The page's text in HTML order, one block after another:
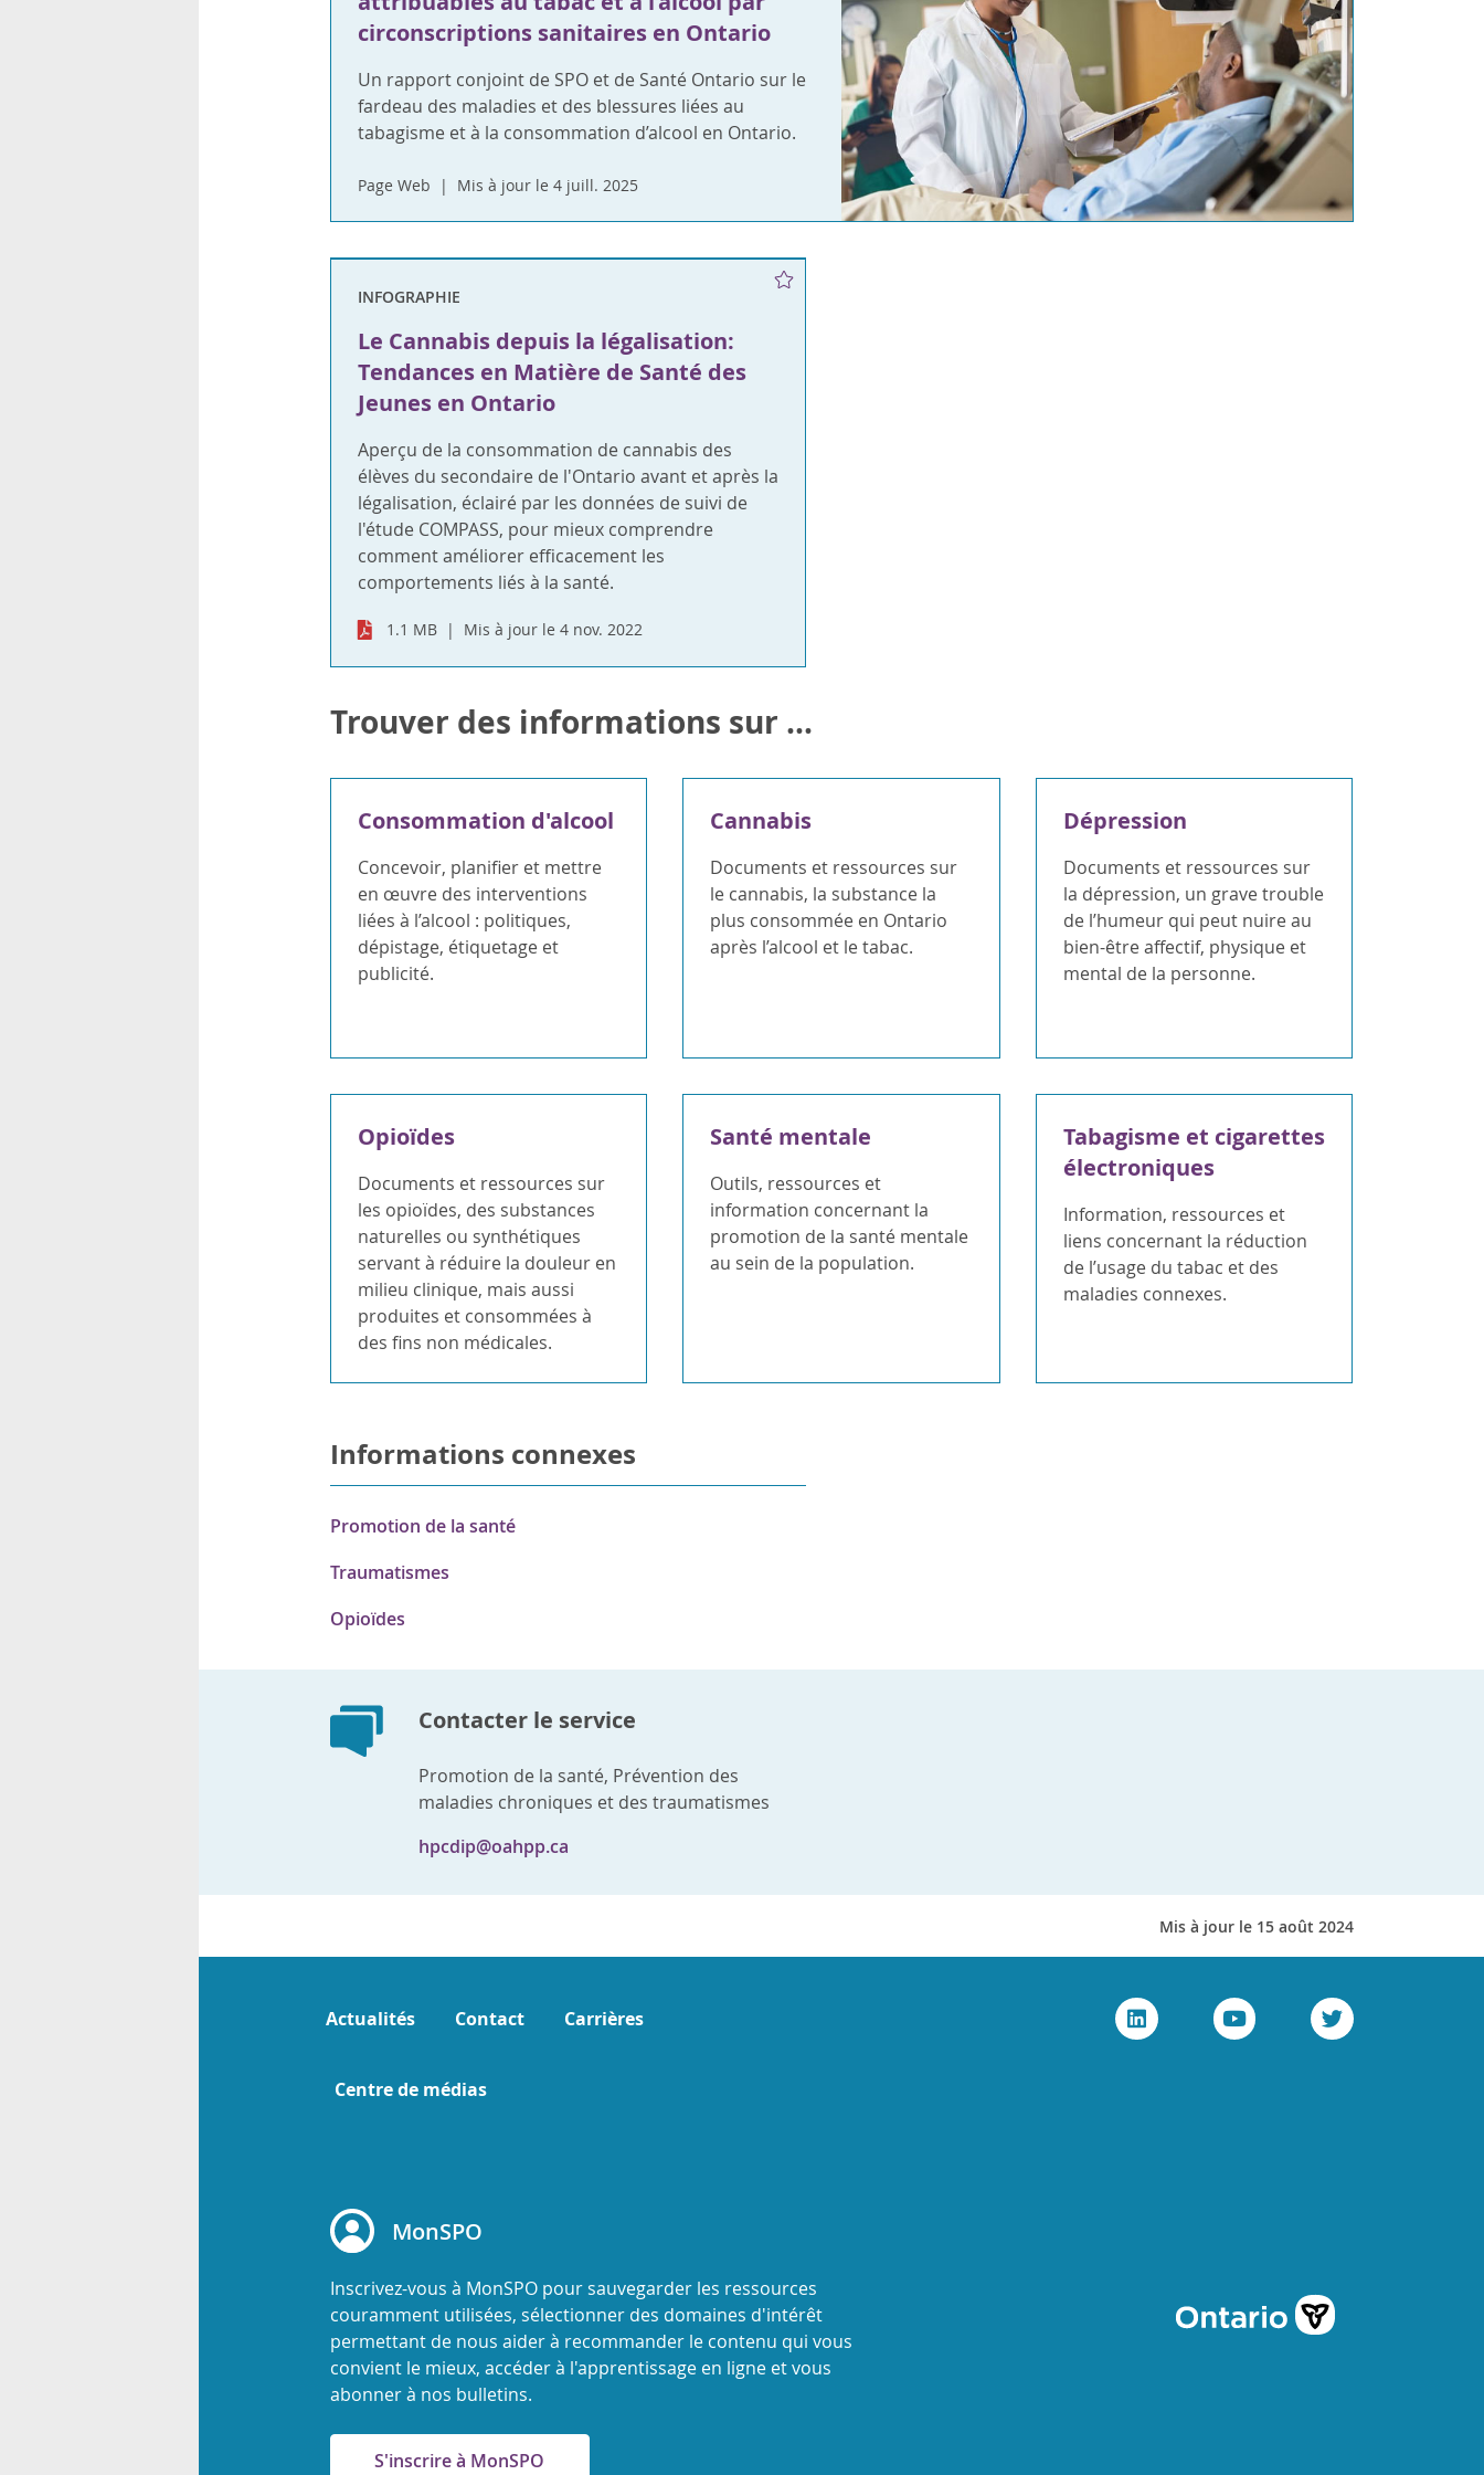
circonscriptions sanitaires en Ontario
Un rapport conjoint de SPO et de Santé Ontario sur le
fardeau des maladies et des blessures liées au
tabagisme et à la consommation d’alcool en Ontario.
Page Web Mis à jour le 4 juill. 2025
INFOGRAPHIE
Le Cannabis depuis la légalisation:
Tendances en Matière de Santé des
Jeunes en Ontario
Aperçu de la consommation de cannabis des
élèves du secondaire de l'Ontario avant et après la
légalisation, éclairé par les données de suivi de
l'étude COMPASS, pour mieux comprendre
comment améliorer efficacement les
comportements liés à la santé.
1.1 MB Mis à jour le 4 nov. 2022
Trouver des informations sur ...
Consommation d'alcool
Concevoir, planifier et mettre
en œuvre des interventions
liées à l’alcool : politiques,
dépistage, étiquetage et
publicité.
Cannabis
Documents et ressources sur
le cannabis, la substance la
plus consommée en Ontario
après l’alcool et le tabac.
Dépression
Documents et ressources sur
la dépression, un grave trouble
de l’humeur qui peut nuire au
bien-être affectif, physique et
mental de la personne.
Opioïdes
Documents et ressources sur
les opioïdes, des substances
naturelles ou synthétiques
servant à réduire la douleur en
milieu clinique, mais aussi
produites et consommées à
des fins non médicales.
Santé mentale
Outils, ressources et
information concernant la
promotion de la santé mentale
au sein de la population.
Tabagisme et cigarettes
électroniques
Information, ressources et
liens concernant la réduction
de l’usage du tabac et des
maladies connexes.
Informations connexes
Promotion de la santé
Traumatismes
Opioïdes
Contacter le service
Promotion de la santé, Prévention des
maladies chroniques et des traumatismes
hpcdip@oahpp.ca
Mis à jour le 15 août 2024
Actualités Contact Carrières
Centre de médias
MonSPO
Inscrivez-vous à MonSPO pour sauvegarder les ressources
couramment utilisées, sélectionner des domaines d'intérêt
permettant de nous aider à recommander le contenu qui vous
convient le mieux, accéder à l'apprentissage en ligne et vous
abonner à nos bulletins.
S'inscrire à MonSPO